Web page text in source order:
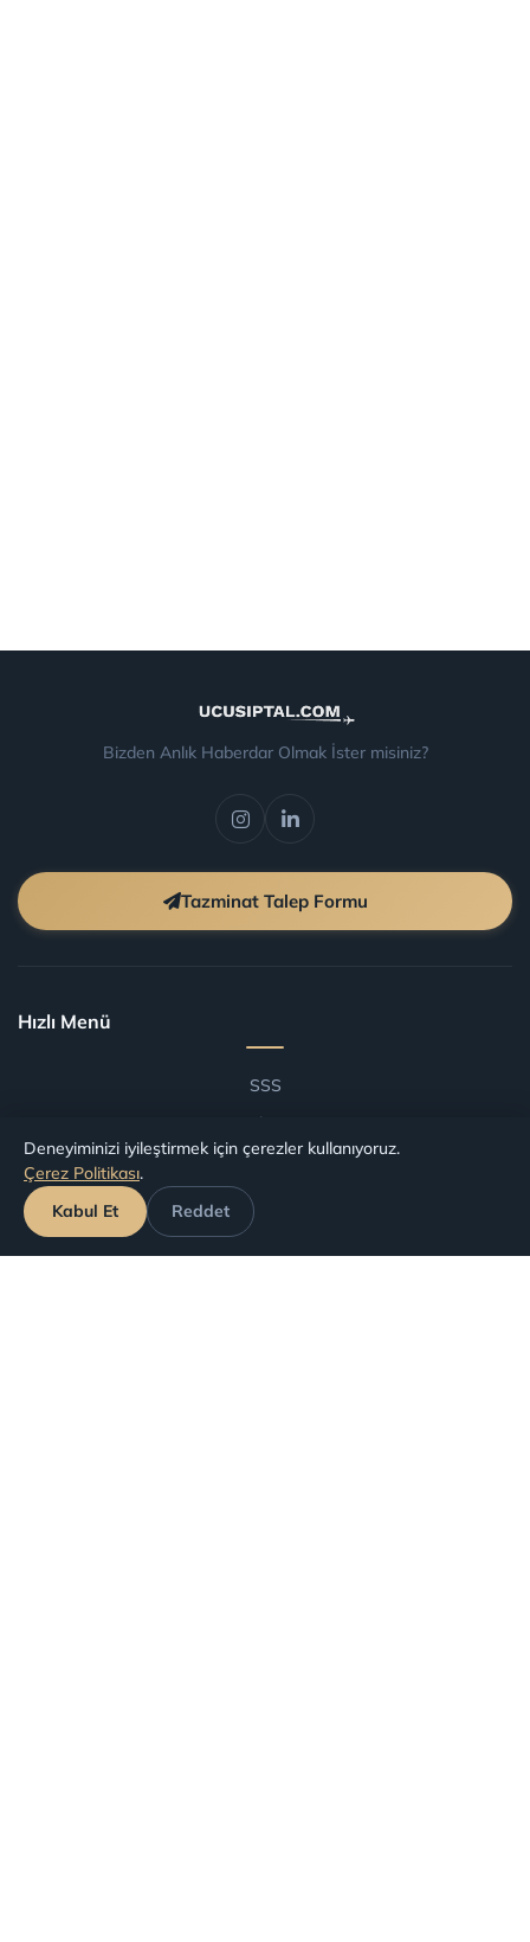
Bizden Anlık Haberdar Olmak İster misiniz?
Tazminat Talep Formu
Hızlı Menü
SSS
Blog
Şartlar ve Koşullar
Havalimanlarına Göre Tazminat
Havayollarına Göre Tazminat
Deneyiminizi iyileştirmek için çerezler kullanıyoruz.
Çerez Politikası.
Kabul Et
Reddet